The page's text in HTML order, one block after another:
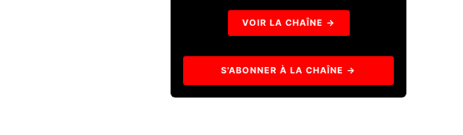
VOIR LA CHAÎNE →
S'ABONNER À LA CHAÎNE →